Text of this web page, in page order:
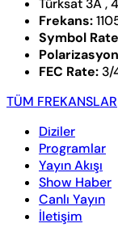
Türksat 3A ,
Frekans:
Symbol
FEC Rate: 3/
TÜM FREKANSLAR
Diziler
Programlar
Yayın Akışı
Show Haber
Canlı Yayın
İletişim